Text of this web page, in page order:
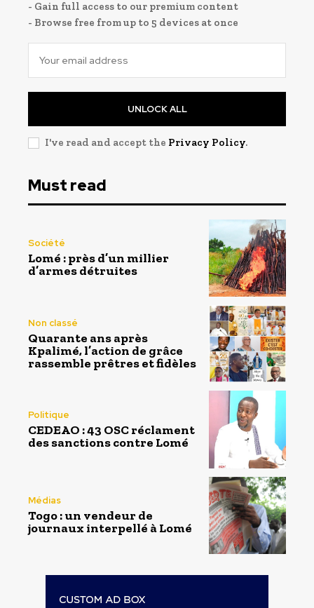
- Gain full access to our premium content
- Browse free from up to 5 devices at once
UNLOCK ALL
I've read and accept the Privacy Policy.
Must read
Société
Lomé : près d’un millier
d’armes détruites
Non classé
Quarante ans après
Kpalimé, l’action de grâce
rassemble prêtres et fidèles
Politique
CEDEAO : 43 OSC réclament
des sanctions contre Lomé
Médias
Togo : un vendeur de
journaux interpellé à Lomé